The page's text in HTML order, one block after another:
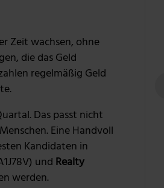
Zeit wachsen, ohne
die das Geld
regelmäßig Geld
Das passt nicht
Eine Handvoll
Kandidaten in
und Realty
werden.